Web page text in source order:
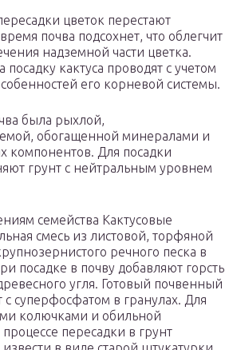
цветок перестают
почва подсохнет, что облегчит
надземной части цветка.
посадку кактуса проводят с учетом
его корневой системы.
была рыхлой,
обогащенной минералами и
компонентов. Для посадки
грунт с нейтральным уровнем
семейства Кактусовые
смесь из листовой, торфяной
речного песка в
посадке в почву добавляют горсть
угля. Готовый почвенный
с суперфосфатом в гранулах. Для
колючками и обильной
пересадки в грунт